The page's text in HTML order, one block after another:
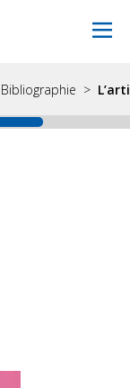
Bibliographie